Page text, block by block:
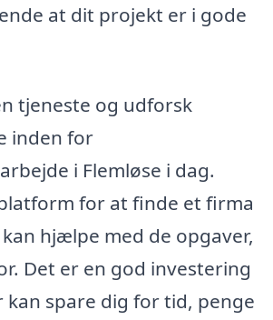
at dit projekt er i gode
tjeneste og udforsk
inden for
i Flemløse i dag.
for at finde et firma
hjælpe med de opgaver,
Det er en god investering
kan spare dig for tid, penge